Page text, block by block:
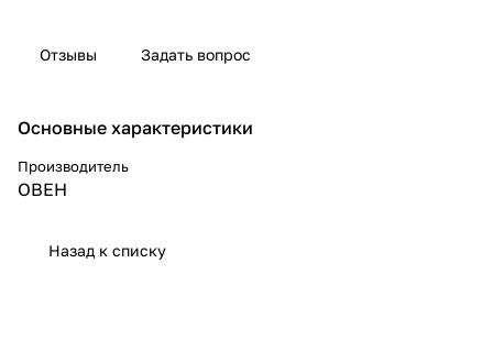
Отзывы Задать вопрос
Основные характеристики
Производитель
ОВЕН
Назад к списку